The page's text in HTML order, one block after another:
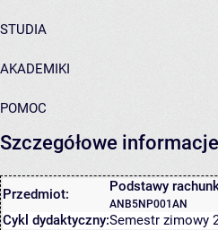
STUDIA
AKADEMIKI
POMOC
Szczegółowe
Przedmiot: Podstawy
ANB5NP001AN
Cykl dydaktyczny:Semestr zimowy